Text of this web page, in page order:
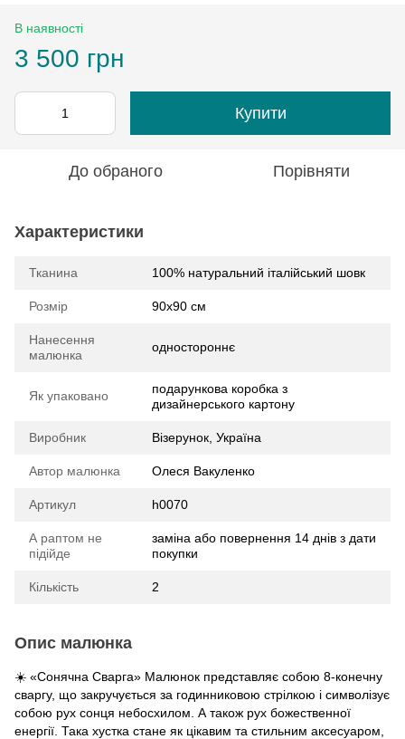
В наявності
3 500 грн
Купити
До обраного Порівняти
Характеристики
Тканина 100% натуральний італійський шовк
Розмір 90х90 см
Нанесення
малюнка
одностороннє
Як упаковано
подарункова коробка з
дизайнерського картону
Виробник Візерунок, Україна
Автор малюнка Олеся Вакуленко
Артикул h0070
А раптом не
підійде
заміна або повернення 14 днів з дати
покупки
Кількість 2
Опис малюнка
☀️ «Сонячна Сварга» Малюнок представляє собою 8-конечну
сваргу, що закручується за годинниковою стрілкою і символізує
собою рух сонця небосхилом. А також рух божественної
енергії. Така хустка стане як цікавим та стильним аксесуаром,